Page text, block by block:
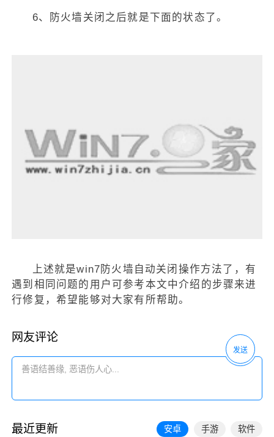
6、防火墙关闭之后就是下面的状态了。
上述就是win7防火墙自动关闭操作方法了，有
遇到相同问题的用户可参考本文中介绍的步骤来进
行修复，希望能够对大家有所帮助。
网友评论
发送
最近更新 安卓 手游 软件